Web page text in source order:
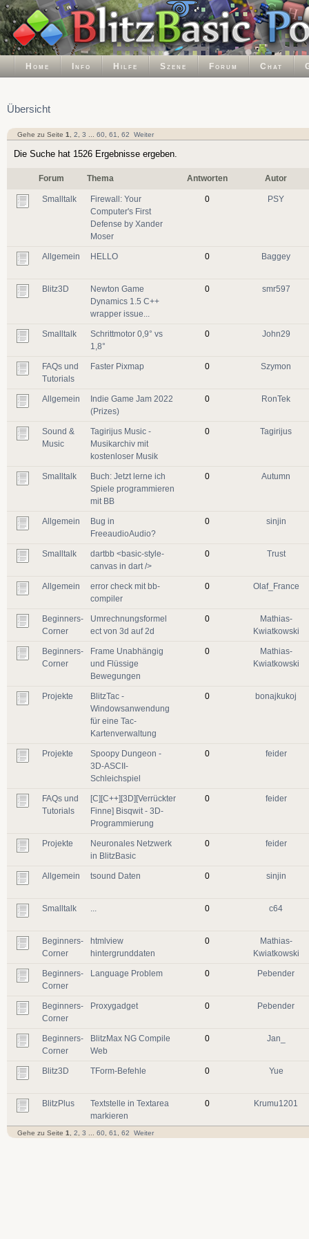
Home Info Hilfe Szene Forum Chat
Übersicht
Gehe zu Seite 1 2 3 60 61 62 Weiter
Die Suche hat 1526 Ergebnisse ergeben.
Forum Thema Antworten Autor
Smalltalk
Firewall: Your
Computer's First
Defense by Xander
Moser
0 PSY
Allgemein HELLO 0 Baggey
Blitz3D
Newton Game
Dynamics 1.5 C++
wrapper issue...
0 smr597
Smalltalk
Schrittmotor 0,9° vs
1,8°
0 John29
FAQs und
Tutorials
Faster Pixmap 0 Szymon
Allgemein
Indie Game Jam 2022
(Prizes)
0 RonTek
Sound &
Music
Tagirijus Music -
Musikarchiv mit
kostenloser Musik
0 Tagirijus
Smalltalk
Buch: Jetzt lerne ich
Spiele programmieren
mit BB
0 Autumn
Allgemein
Bug in
FreeaudioAudio?
0 sinjin
Smalltalk
dartbb <basic-style-
canvas in dart />
0 Trust
Allgemein
error check mit bb-
compiler
0 Olaf_France
Beginners-
Corner
Umrechnungsformel
ect von 3d auf 2d
0
Mathias-
Kwiatkowski
Beginners-
Corner
Frame Unabhängig
und Flüssige
Bewegungen
0
Mathias-
Kwiatkowski
Projekte
BlitzTac -
Windowsanwendung
für eine Tac-
Kartenverwaltung
0 bonajkukoj
Projekte
Spoopy Dungeon -
3D-ASCII-
Schleichspiel
0 feider
FAQs und
Tutorials
[C][C++][3D][Verrückter
Finne] Bisqwit - 3D-
Programmierung
0 feider
Projekte
Neuronales Netzwerk
in BlitzBasic
0 feider
Allgemein tsound Daten 0 sinjin
Smalltalk 0 c64
Beginners-
Corner
htmlview
hintergrunddaten
0
Mathias-
Kwiatkowski
Beginners-
Corner
Language Problem 0 Pebender
Beginners-
Corner
Proxygadget 0 Pebender
Beginners-
Corner
BlitzMax NG Compile
Web
0 Jan_
Blitz3D TForm-Befehle 0 Yue
BlitzPlus
Textstelle in Textarea
markieren
0 Krumu1201
Gehe zu Seite 1 2 3 60 61 62 Weiter